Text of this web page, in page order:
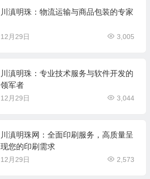
川滇明珠：物流运输与商品包装的专家
12月29日 3,005
川滇明珠：专业技术服务与软件开发的
领军者
12月29日 3,044
川滇明珠网：全面印刷服务，高质量呈
现您的印刷需求
12月29日 2,573